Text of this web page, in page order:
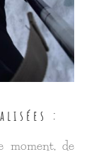
:
moment, de